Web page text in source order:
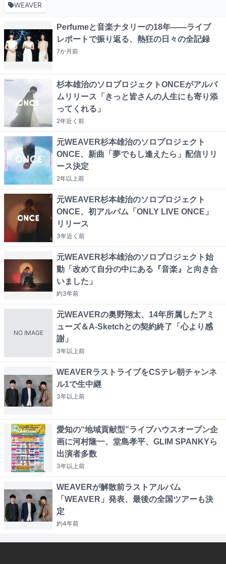
WEAVER
Perfumeと音楽ナタリーの18年――ライブ
レポートで振り返る、熱狂の日々の全記録
7か月前
杉本雄治のソロプロジェクトONCEがアルバ
ムリリース「きっと皆さんの人生にも寄り添
ってくれる」
2年近く 前
元WEAVER杉本雄治のソロプロジェクト
ONCE、新曲「夢でもし逢えたら」配信リリ
ース決定
2年以上前
元WEAVER杉本雄治のソロプロジェクト
ONCE、初アルバム「ONLY LIVE ONCE」
リリース
3年近く 前
元WEAVER杉本雄治のソロプロジェクト始
動「改めて自分の中にある『音楽』と向き合
いました」
約3年前
NO IMAGE
元WEAVERの奥野翔太、14年所属したアミ
ューズ＆A-Sketchとの契約終了「心より感
謝」
3年以上前
WEAVERラストライブをCSテレ朝チャンネ
ル1で生中継
3年以上前
愛知の“地域貢献型”ライブハウスオープン企
画に河村隆一、堂島孝平、GLIM SPANKYら
出演者多数
3年以上前
WEAVERが解散前ラストアルバム
「WEAVER」発表、最後の全国ツアーも決
定
約4年前